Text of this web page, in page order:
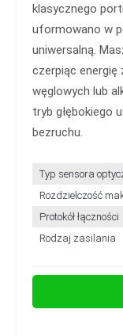
klasycznego
uformowano w
uniwersalną.
czerpiąc energię
węglowych lub
tryb głębokiego
bezruchu.
Typ sensora
Rozdzielczość
Protokół łączności
Rodzaj zasilania